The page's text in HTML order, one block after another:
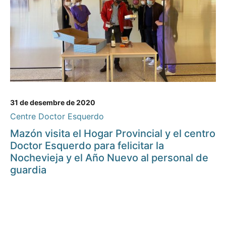
31 de desembre de 2020
Centre Doctor Esquerdo
Mazón visita el Hogar Provincial y el centro
Doctor Esquerdo para felicitar la
Nochevieja y el Año Nuevo al personal de
guardia